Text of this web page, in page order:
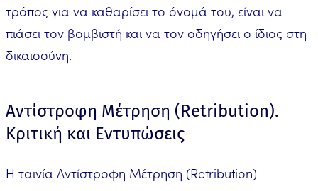
τρόπος για να καθαρίσει το όνομά του, είναι να
πιάσει τον βομβιστή και να τον οδηγήσει ο ίδιος στη
δικαιοσύνη.
Αντίστροφη Μέτρηση (Retribution).
Κριτική και Εντυπώσεις
Η ταινία Αντίστροφη Μέτρηση (Retribution)